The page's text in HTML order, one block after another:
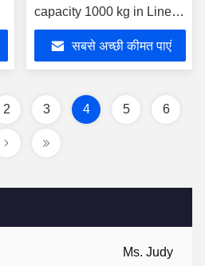
Ms. Judy
capacity 1000 kg in Line
Construction
सबसे अच्छी कीमत पाएं
2 3 4 5 6